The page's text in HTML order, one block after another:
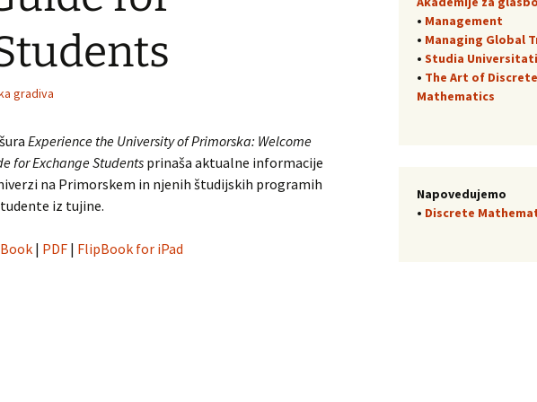
akti
gradiva
Experience the University of Primorska: Welcome
for Exchange Students prinaša aktualne informacije
na Primorskem in njenih študijskih programih
iz tujine.
| PDF | FlipBook for iPad
• Management
• Managing Global
• Studia
• The Art of
Mathematics
Napovedujemo
• Discrete